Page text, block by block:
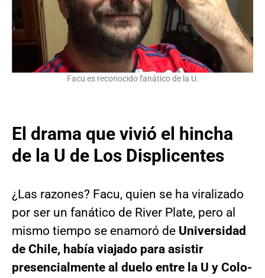
Facu es reconocido fanático de la U.
El drama que vivió el hincha
de la U de Los Displicentes
¿Las razones? Facu, quien se ha viralizado
por ser un fanático de River Plate, pero al
mismo tiempo se enamoró de Universidad
de Chile, había viajado para asistir
presencialmente al duelo entre la U y Colo-